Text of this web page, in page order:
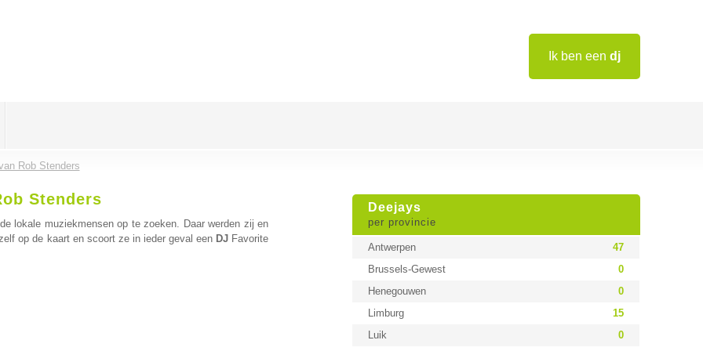
Ik ben een dj
Rob Stenders
Deejays
per provincie
Antwerpen
47
Brussels-Gewest
0
Henegouwen
0
Limburg
15
Luik
0
Stenders
lokale muziekmensen op te zoeken. Daar werden zij en
op de kaart en scoort ze in ieder geval een DJ Favorite